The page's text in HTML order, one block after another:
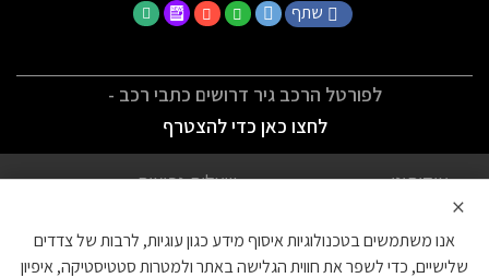
שתף
לפורטל הרכב גיר דרושים כתבי רכב -
לחצו כאן כדי להצטרף
אודותינו
שאלות נפוצות
הצהרת נגישות
צור קשר
×
אנו משתמשים בטכנולוגיות איסוף מידע כגון עוגיות, לרבות של צדדים
שלישיים, כדי לשפר את חווית הגלישה באתר ולמטרות סטטיסטיקה, איפיון